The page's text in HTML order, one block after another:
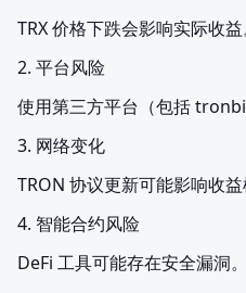
TRX 价格下跌会影响实际收益
2. 平台风险
使用第三方平台（包括
3. 网络变化
TRON 协议更新可能影响收益
4. 智能合约风险
DeFi 工具可能存在安全漏洞。